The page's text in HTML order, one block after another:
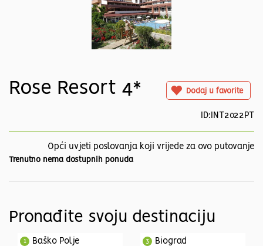
Rose Resort 4* Dodaj u favorite
ID:INT2022PT
Opći uvjeti poslovanja koji vrijede za ovo putovanje
Trenutno nema dostupnih ponuda
Pronađite svoju destinaciju
Baško Polje
1 Biograd
3